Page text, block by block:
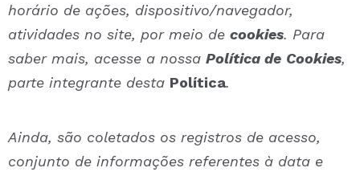
horário de ações, dispositivo/navegador,
atividades no site, por meio de cookies. Para
saber mais, acesse a nossa Política de Cookies,
parte integrante desta Política.
Ainda, são coletados os registros de acesso,
conjunto de informações referentes à data e